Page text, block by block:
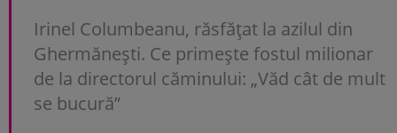
Irinel Columbeanu, răsfățat la azilul din
Ghermănești. Ce primește fostul milionar
de la directorul căminului: „Văd cât de mult
se bucură”